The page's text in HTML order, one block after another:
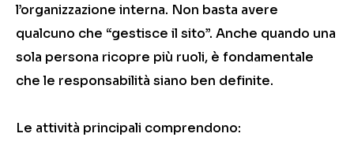
l’organizzazione interna. Non basta avere
qualcuno che “gestisce il sito”. Anche quando una
sola persona ricopre più ruoli, è fondamentale
che le responsabilità siano ben definite.
Le attività principali comprendono: